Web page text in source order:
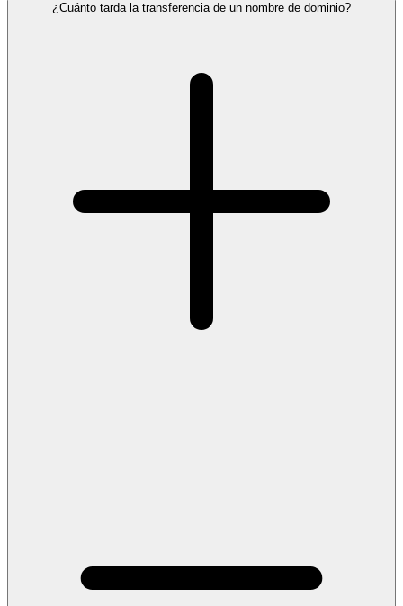
¿Cuánto tarda la transferencia de un nombre de dominio?